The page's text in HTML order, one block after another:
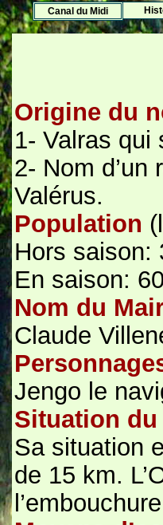
Canal du Midi
Origine du
1- Valras qui
2- Nom
Valérus.
Population
Hors saison:
En saison:
Nom du
Claude
Jengo le
Situation
Sa situation
de 15 km.